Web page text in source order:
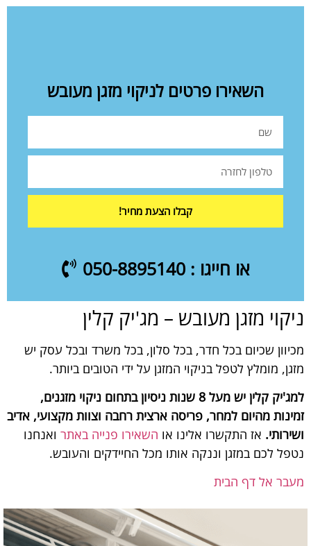
השאירו פרטים לניקוי מזגן מעובש
קבלו הצעת מחיר!
או חייגו : 050-8895140
ניקוי מזגן מעובש – מג'יק קלין
מכיוון שכיום בכל חדר, בכל סלון, בכל משרד ובכל עסק יש
מזגן, מומלץ לטפל בניקוי המזגן על ידי הטובים ביותר.
למג'יק קלין יש מעל 8 שנות ניסיון בתחום ניקוי מזגנים,
זמינות מהיום למחר, פריסה ארצית רחבה וצוות מקצועי, אדיב
ושירותי.אז התקשרו אלינו או השאירו פנייה באתרואנחנו
נטפל לכם במזגן וננקה אותו מכל החיידקים והעובש.
מעבר אל דף הבית